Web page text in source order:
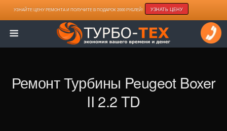
УЗНАЙТЕ ЦЕНУ РЕМОНТА И ПОЛУЧИТЕ В ПОДАРОК 2000 РУБЛЕЙ! УЗНАТЬ ЦЕНУ
Ремонт Турбины Peugeot Boxer
II 2.2 TD